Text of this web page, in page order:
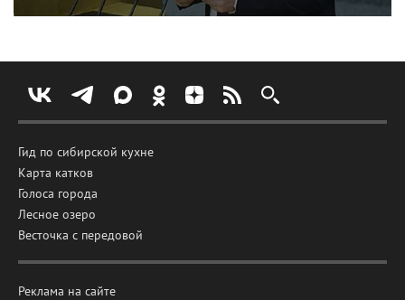
Гид по сибирской кухне
Карта катков
Голоса города
Лесное озеро
Весточка с передовой
Реклама на сайте